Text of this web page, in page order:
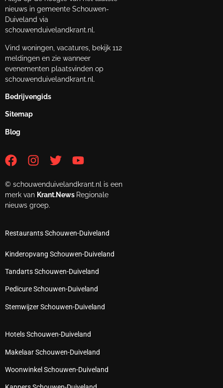
nieuws in gemeente Schouwen-
Duiveland via
schouwenduivelandkrant.nl.
Vind woningen, vacatures, bekijk 112
meldingen en zie wanneer
evenementen plaatsvinden op
schouwenduivelandkrant.nl.
Bedrijvengids
Sitemap
Blog
© schouwenduivelandkrant.nl is een
merk van Krant.News Regionale
nieuws groep.
Restaurants Schouwen-Duiveland
Kinderopvang Schouwen-Duiveland
Tandarts Schouwen-Duiveland
Pedicure Schouwen-Duiveland
Stemwijzer Schouwen-Duiveland
Hotels Schouwen-Duiveland
Makelaar Schouwen-Duiveland
Woonwinkel Schouwen-Duiveland